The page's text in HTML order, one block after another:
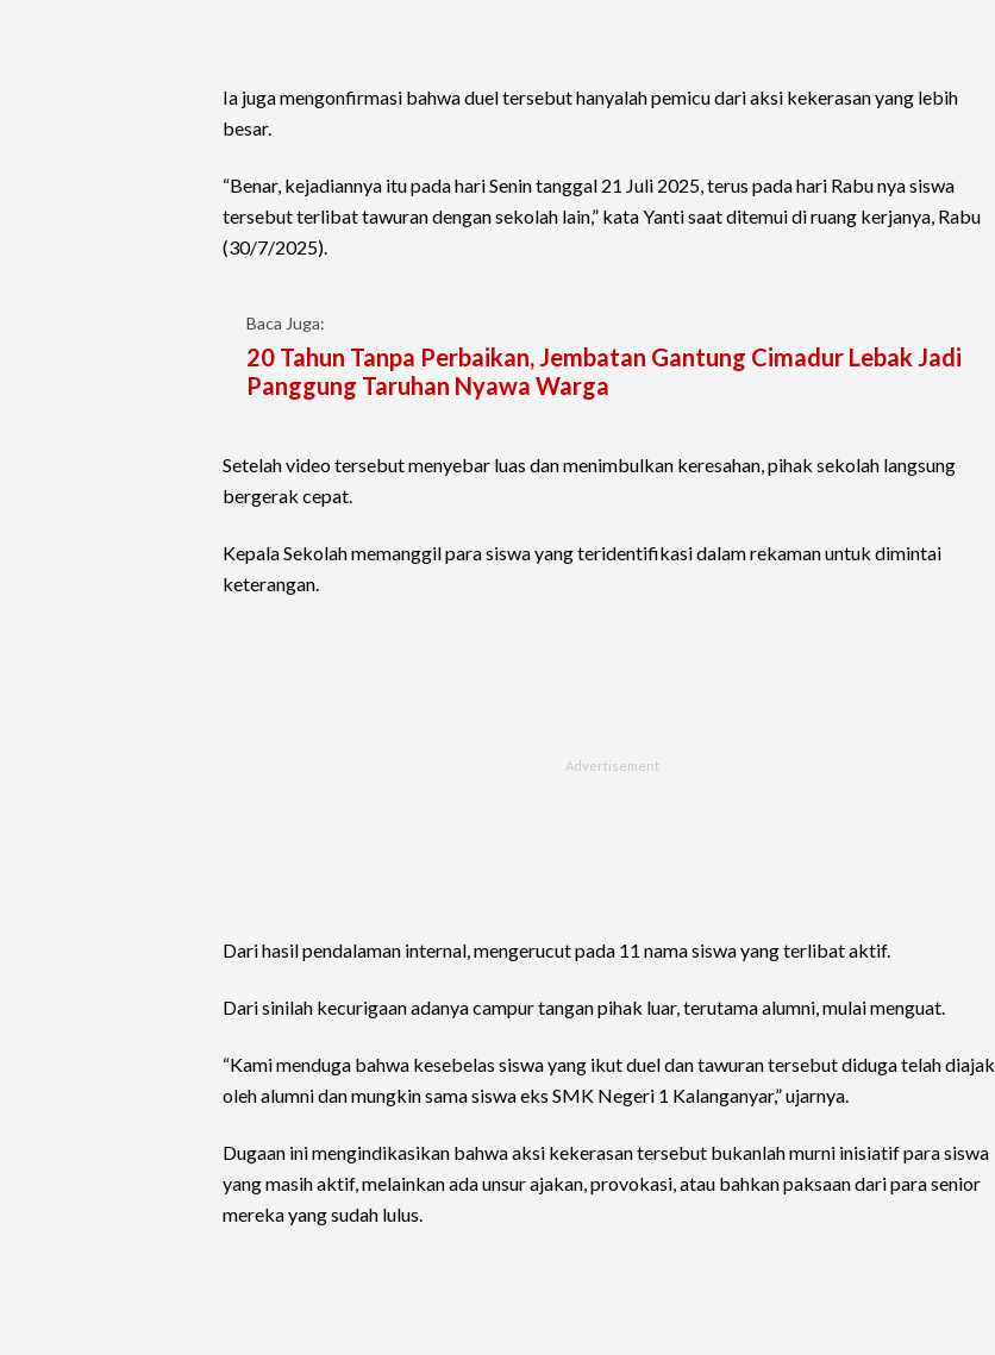
Ia juga mengonfirmasi bahwa duel tersebut hanyalah pemicu dari aksi kekerasan yang lebih
besar.
“Benar, kejadiannya itu pada hari Senin tanggal 21 Juli 2025, terus pada hari Rabu nya siswa
tersebut terlibat tawuran dengan sekolah lain,” kata Yanti saat ditemui di ruang kerjanya, Rabu
(30/7/2025).
Baca Juga:
20 Tahun Tanpa Perbaikan, Jembatan Gantung Cimadur Lebak Jadi
Panggung Taruhan Nyawa Warga
Setelah video tersebut menyebar luas dan menimbulkan keresahan, pihak sekolah langsung
bergerak cepat.
Kepala Sekolah memanggil para siswa yang teridentifikasi dalam rekaman untuk dimintai
keterangan.
Dari hasil pendalaman internal, mengerucut pada 11 nama siswa yang terlibat aktif.
Dari sinilah kecurigaan adanya campur tangan pihak luar, terutama alumni, mulai menguat.
“Kami menduga bahwa kesebelas siswa yang ikut duel dan tawuran tersebut diduga telah diajak
oleh alumni dan mungkin sama siswa eks SMK Negeri 1 Kalanganyar,” ujarnya.
Dugaan ini mengindikasikan bahwa aksi kekerasan tersebut bukanlah murni inisiatif para siswa
yang masih aktif, melainkan ada unsur ajakan, provokasi, atau bahkan paksaan dari para senior
mereka yang sudah lulus.